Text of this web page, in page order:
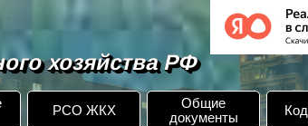
РСО ЖКХ
Общие
документы
хозяйства РФ